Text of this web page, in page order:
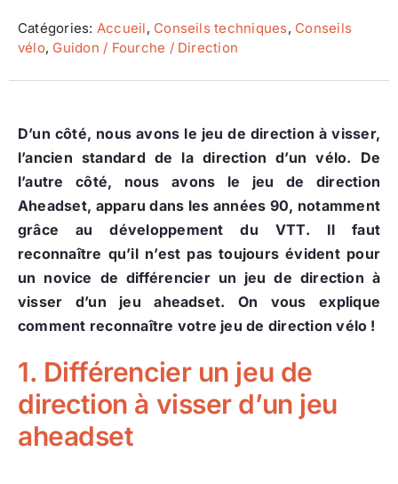
Catégories: Accueil, Conseils techniques, Conseils
vélo, Guidon / Fourche / Direction
D’un côté, nous avons le jeu de direction à visser,
l’ancien standard de la direction d’un vélo. De
l’autre côté, nous avons le jeu de direction
Aheadset, apparu dans les années 90, notamment
grâce au développement du VTT. Il faut
reconnaître qu’il n’est pas toujours évident pour
un novice de différencier un jeu de direction à
visser d’un jeu aheadset. On vous explique
comment reconnaître votre jeu de direction vélo !
1. Différencier un jeu de
direction à visser d’un jeu
aheadset